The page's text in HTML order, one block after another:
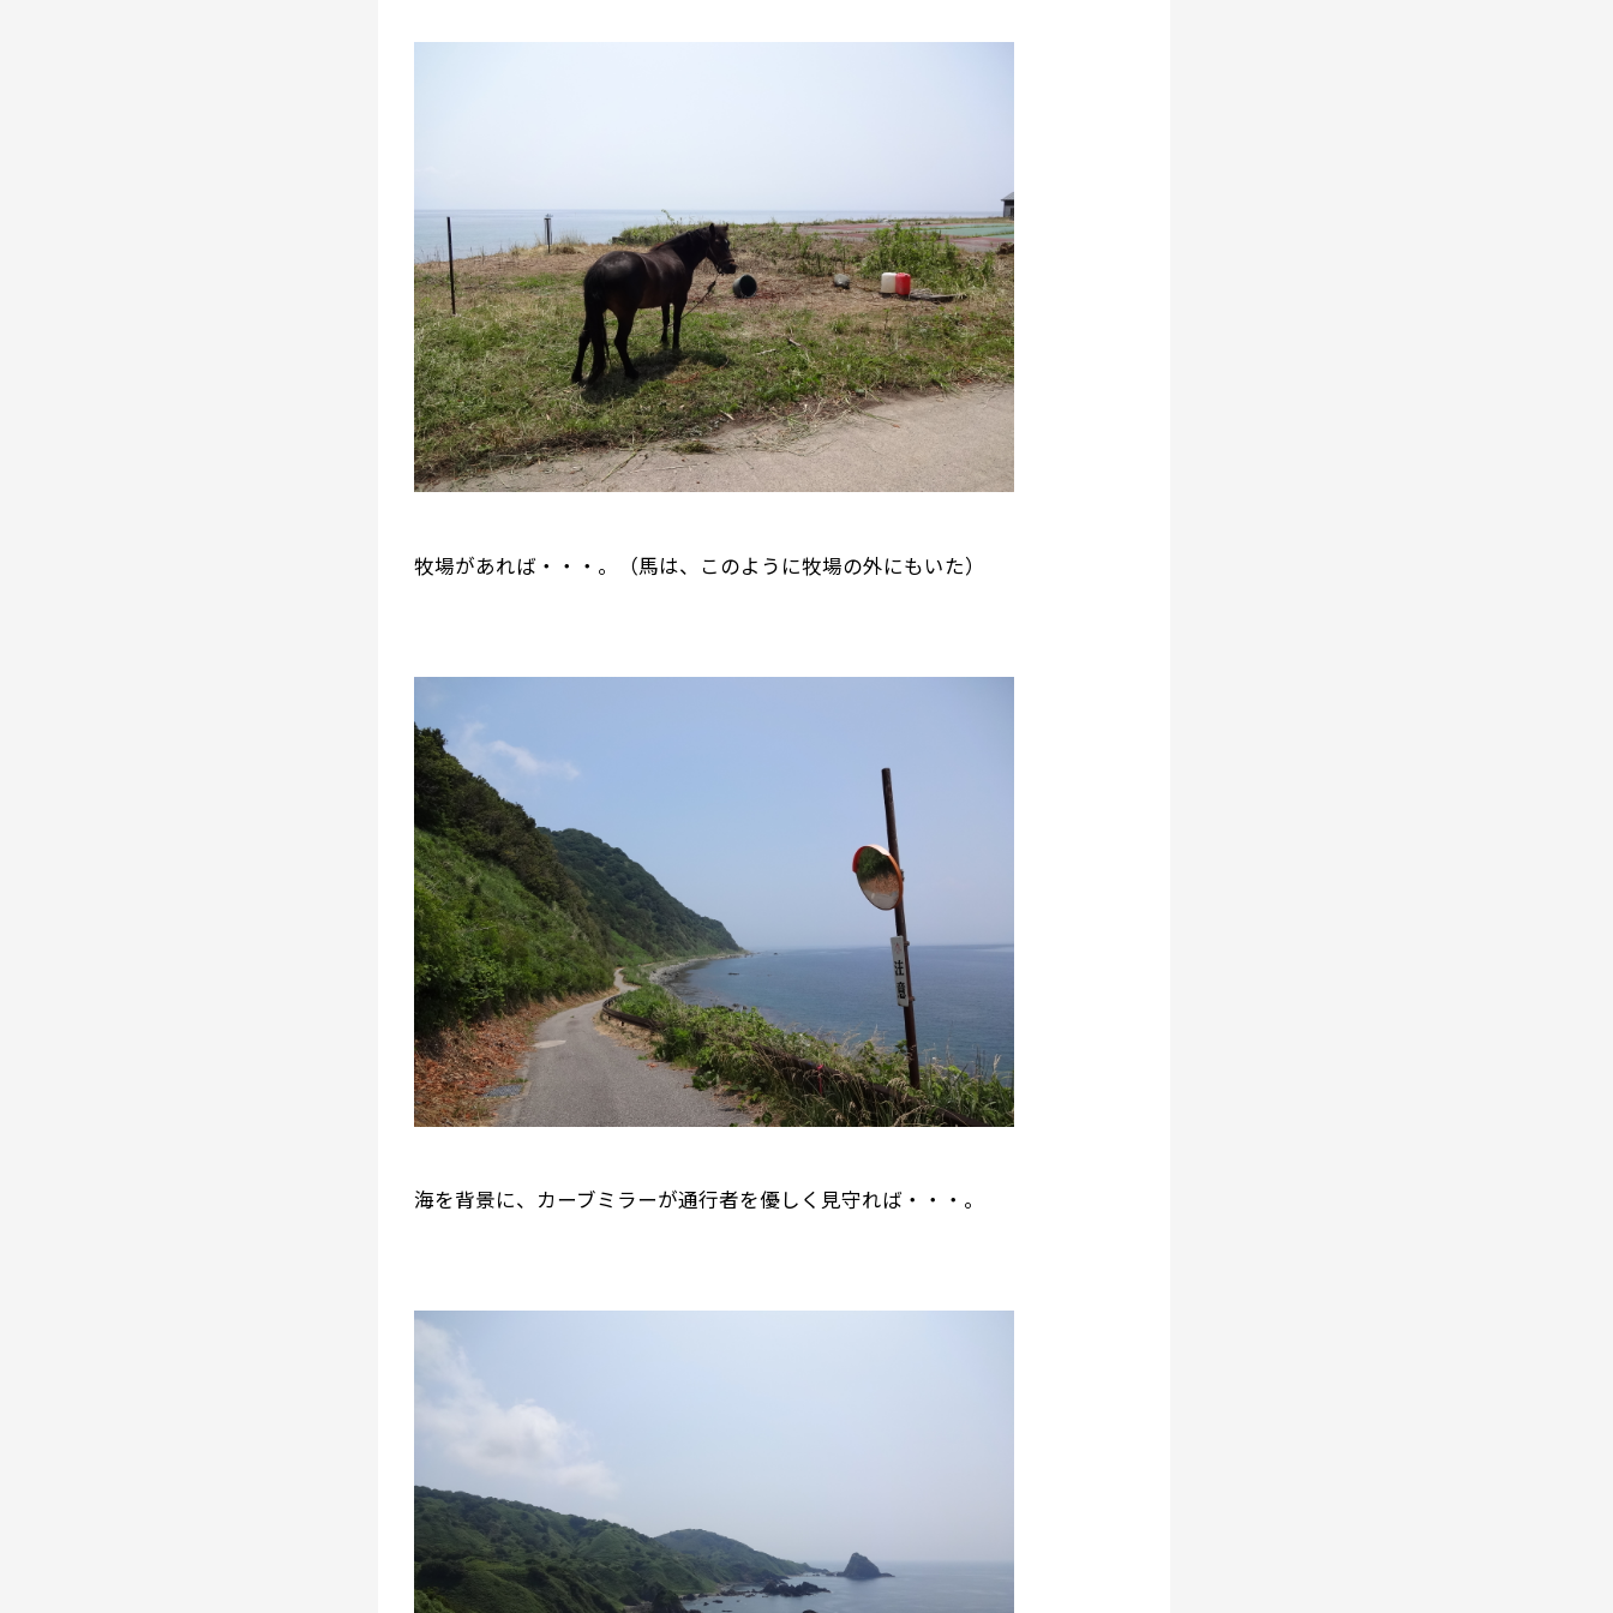
牧場があれば・・・。（馬は、このように牧場の外にもいた）
海を背景に、カーブミラーが通行者を優しく見守れば・・・。